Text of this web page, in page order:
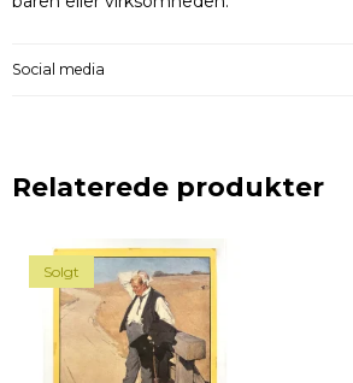
Social media
Relaterede produkter
Solgt